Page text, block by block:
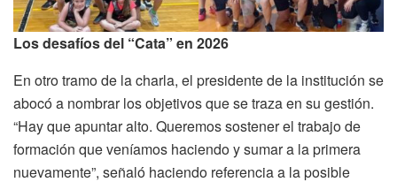
Los desafíos del “Cata” en 2026
En otro tramo de la charla, el presidente de la institución se
abocó a nombrar los objetivos que se traza en su gestión.
“Hay que apuntar alto. Queremos sostener el trabajo de
formación que veníamos haciendo y sumar a la primera
nuevamente”, señaló haciendo referencia a la posible